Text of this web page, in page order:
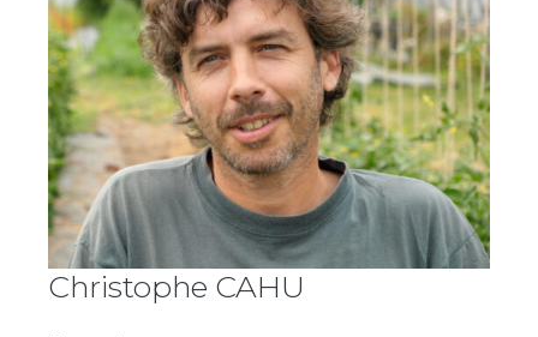
Christophe CAHU